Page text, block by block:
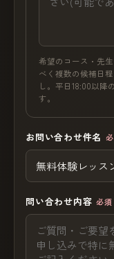
希望のコース・先
べく複数の候補日
し。平日18:00以降
す。
お問い合わせ件名
問い合わせ内容 必須